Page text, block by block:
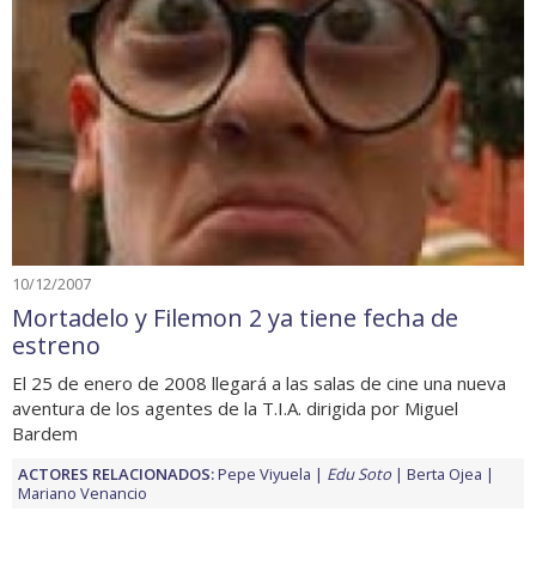
10/12/2007
Mortadelo y Filemon 2 ya tiene fecha de
estreno
El 25 de enero de 2008 llegará a las salas de cine una nueva
aventura de los agentes de la T.I.A. dirigida por Miguel
Bardem
ACTORES RELACIONADOS:Pepe Viyuela Edu Soto
Berta Ojea
Mariano Venancio